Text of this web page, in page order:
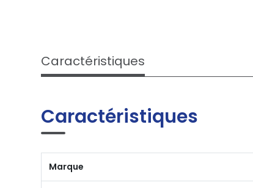
Caractéristiques
Caractéristiques
Marque